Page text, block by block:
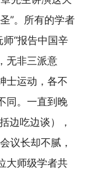
”。所有的学者
“报告中国辛
无非三派意
士运动，各不
同。一直到晚
边吃边谈），
议长却不腻，
大师级学者共